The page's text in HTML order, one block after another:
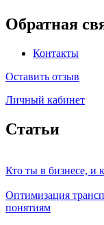
Обратная
Контакты
Оставить отзыв
Личный кабинет
Статьи
Кто ты в бизнесе, и
Оптимизация
понятиям